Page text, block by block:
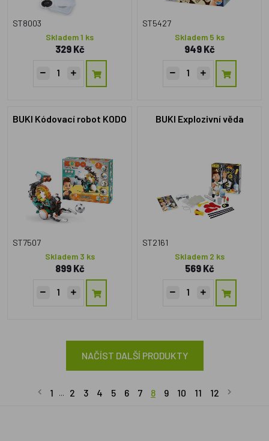
ST8003
Skladem 1 ks
329 Kč
ST5427
Skladem 5 ks
949 Kč
BUKI Kódovací robot KODO
ST7507
Skladem 3 ks
899 Kč
BUKI Explozivní věda
ST2161
Skladem 2 ks
569 Kč
NAČÍST DALŠÍ PRODUKTY
1 ... 2 3 4 5 6 7 8 9 10 11 12